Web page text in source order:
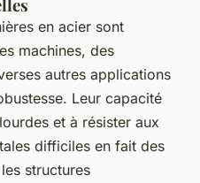
en acier sont
machines, des
autres applications
Leur capacité
et à résister aux
difficiles en fait des
structures